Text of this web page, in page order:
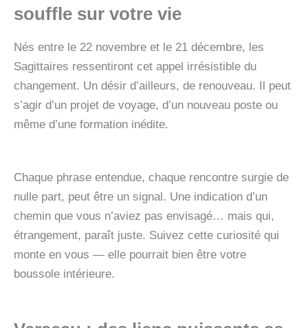
souffle sur votre vie
Nés entre le 22 novembre et le 21 décembre, les
Sagittaires ressentiront cet appel irrésistible du
changement. Un désir d’ailleurs, de renouveau. Il peut
s’agir d’un projet de voyage, d’un nouveau poste ou
même d’une formation inédite.
Chaque phrase entendue, chaque rencontre surgie de
nulle part, peut être un signal. Une indication d’un
chemin que vous n’aviez pas envisagé… mais qui,
étrangement, paraît juste. Suivez cette curiosité qui
monte en vous — elle pourrait bien être votre
boussole intérieure.